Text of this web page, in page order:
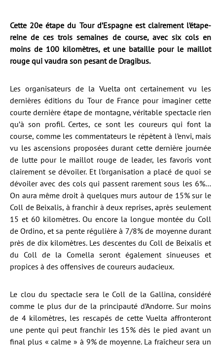
Cette 20e étape du Tour d’Espagne est clairement l’étape-
reine de ces trois semaines de course, avec six cols en
moins de 100 kilomètres, et une bataille pour le maillot
rouge qui vaudra son pesant de Dragibus.
Les organisateurs de la Vuelta ont certainement vu les
dernières éditions du Tour de France pour imaginer cette
courte dernière étape de montagne, véritable spectacle rien
qu’à son profil. Certes, ce sont les coureurs qui font la
course, comme les commentateurs le répètent à l’envi, mais
vu les ascensions proposées durant cette dernière journée
de lutte pour le maillot rouge de leader, les favoris vont
clairement se dévoiler. Et l’organisation a placé de quoi se
dévoiler avec des cols qui passent rarement sous les 6%…
On aura même droit à quelques murs autour de 15% sur le
Coll de Beixalis, à franchir à deux reprises, après seulement
15 et 60 kilomètres. Ou encore la longue montée du Coll
de Ordino, et sa pente régulière à 7/8% de moyenne durant
près de dix kilomètres. Les descentes du Coll de Beixalis et
du Coll de la Comella seront également sinueuses et
propices à des offensives de coureurs audacieux.
Le clou du spectacle sera le Coll de la Gallina, considéré
comme le plus dur de la principauté d’Andorre. Sur moins
de 4 kilomètres, les rescapés de cette Vuelta affronteront
une pente qui peut franchir les 15% dès le pied avant un
final plus « calme » à 9% de moyenne. La fraîcheur sera un